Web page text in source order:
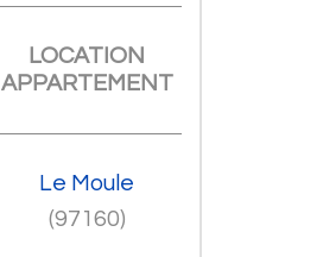
LOCATION
APPARTEMENT
Le Moule
(97160)